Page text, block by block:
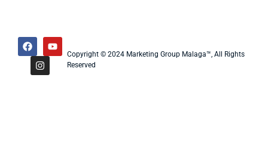
Copyright © 2024 Marketing Group Malaga™, All Rights
Reserved